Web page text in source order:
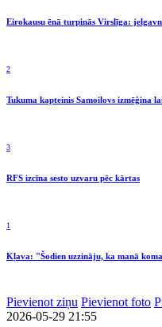
Eirokausu ēnā turpinās Virslīga:
2
Tukuma kapteinis Samoilovs izmēģina
3
RFS izcīna sesto uzvaru pēc kārtas
1
Kļava: "Šodien uzzināju, ka manā
Pievienot ziņu Pievienot foto
2026-05-29 21:55